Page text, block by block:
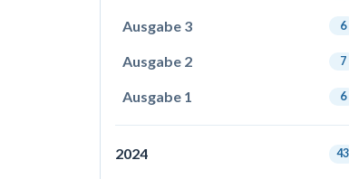
Ausgabe 3 6
Ausgabe 2 7
Ausgabe 1 6
2024 43